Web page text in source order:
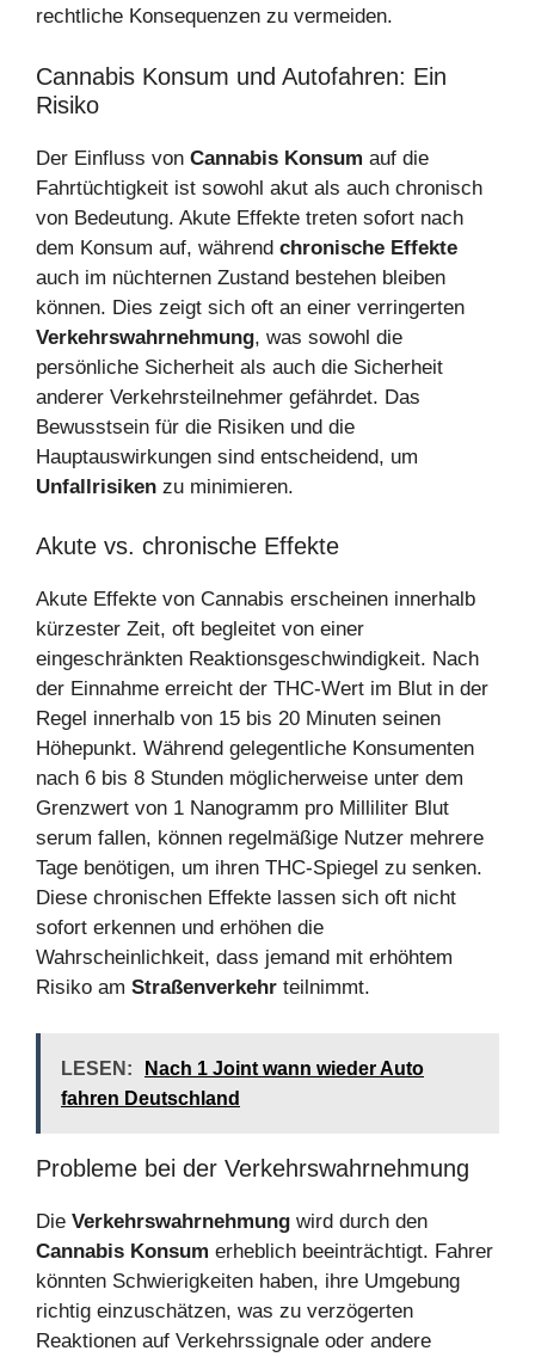
rechtliche Konsequenzen zu vermeiden.
Cannabis Konsum und Autofahren: Ein
Risiko
Der Einfluss von Cannabis Konsum auf die
Fahrtüchtigkeit ist sowohl akut als auch chronisch
von Bedeutung. Akute Effekte treten sofort nach
dem Konsum auf, während chronische Effekte
auch im nüchternen Zustand bestehen bleiben
können. Dies zeigt sich oft an einer verringerten
Verkehrswahrnehmung, was sowohl die
persönliche Sicherheit als auch die Sicherheit
anderer Verkehrsteilnehmer gefährdet. Das
Bewusstsein für die Risiken und die
Hauptauswirkungen sind entscheidend, um
Unfallrisiken zu minimieren.
Akute vs. chronische Effekte
Akute Effekte von Cannabis erscheinen innerhalb
kürzester Zeit, oft begleitet von einer
eingeschränkten Reaktionsgeschwindigkeit. Nach
der Einnahme erreicht der THC-Wert im Blut in der
Regel innerhalb von 15 bis 20 Minuten seinen
Höhepunkt. Während gelegentliche Konsumenten
nach 6 bis 8 Stunden möglicherweise unter dem
Grenzwert von 1 Nanogramm pro Milliliter Blut
serum fallen, können regelmäßige Nutzer mehrere
Tage benötigen, um ihren THC-Spiegel zu senken.
Diese chronischen Effekte lassen sich oft nicht
sofort erkennen und erhöhen die
Wahrscheinlichkeit, dass jemand mit erhöhtem
Risiko am Straßenverkehr teilnimmt.
LESEN:
Nach 1 Joint wann wieder Auto
fahren Deutschland
Probleme bei der Verkehrswahrnehmung
Die Verkehrswahrnehmung wird durch den
Cannabis Konsum erheblich beeinträchtigt. Fahrer
könnten Schwierigkeiten haben, ihre Umgebung
richtig einzuschätzen, was zu verzögerten
Reaktionen auf Verkehrssignale oder andere